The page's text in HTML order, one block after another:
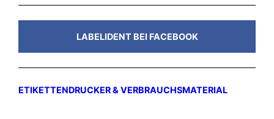
LABELIDENT BEI FACEBOOK
ETIKETTENDRUCKER & VERBRAUCHSMATERIAL